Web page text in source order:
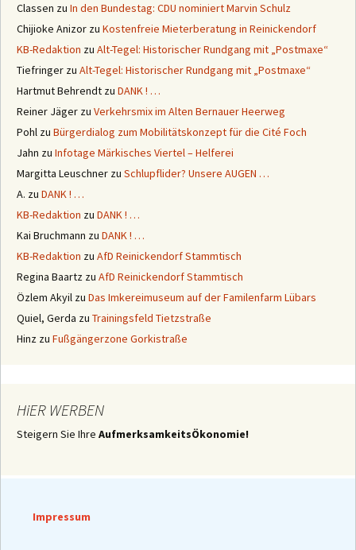
Classen zu In den Bundestag: CDU nominiert Marvin Schulz
Chijioke Anizor zu Kostenfreie Mieterberatung in Reinickendorf
KB-Redaktion zu Alt-Tegel: Historischer Rundgang mit „Postmaxe“
Tiefringer zu Alt-Tegel: Historischer Rundgang mit „Postmaxe“
Hartmut Behrendt zu DANK ! …
Reiner Jäger zu Verkehrsmix im Alten Bernauer Heerweg
Pohl zu Bürgerdialog zum Mobilitätskonzept für die Cité Foch
Jahn zu Infotage Märkisches Viertel – Helferei
Margitta Leuschner zu Schlupflider? Unsere AUGEN …
A. zu DANK ! …
KB-Redaktion zu DANK ! …
Kai Bruchmann zu DANK ! …
KB-Redaktion zu AfD Reinickendorf Stammtisch
Regina Baartz zu AfD Reinickendorf Stammtisch
Özlem Akyil zu Das Imkereimuseum auf der Familenfarm Lübars
Quiel, Gerda zu Trainingsfeld Tietzstraße
Hinz zu Fußgängerzone Gorkistraße
HiER WERBEN
Steigern Sie Ihre AufmerksamkeitsÖkonomie!
Impressum